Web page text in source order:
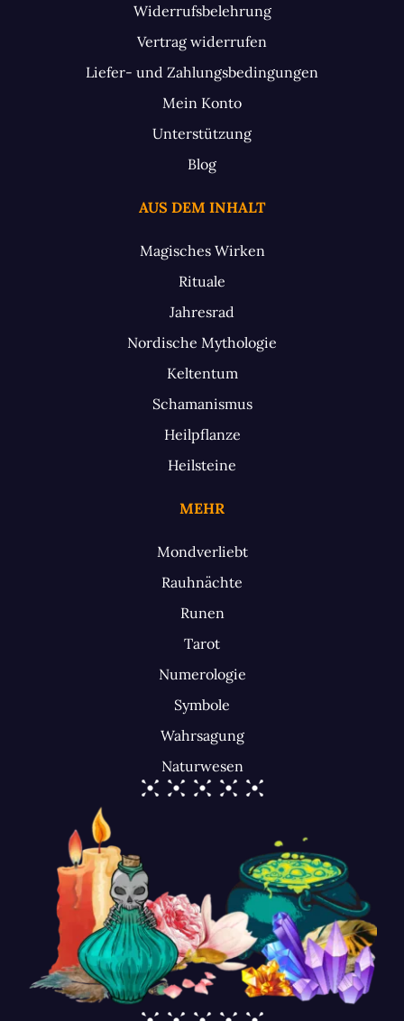
Widerrufsbelehrung
Vertrag widerrufen
Liefer- und Zahlungsbedingungen
Mein Konto
Unterstützung
Blog
AUS DEM INHALT
Magisches Wirken
Rituale
Jahresrad
Nordische Mythologie
Keltentum
Schamanismus
Heilpflanze
Heilsteine
MEHR
Mondverliebt
Rauhnächte
Runen
Tarot
Numerologie
Symbole
Wahrsagung
Naturwesen